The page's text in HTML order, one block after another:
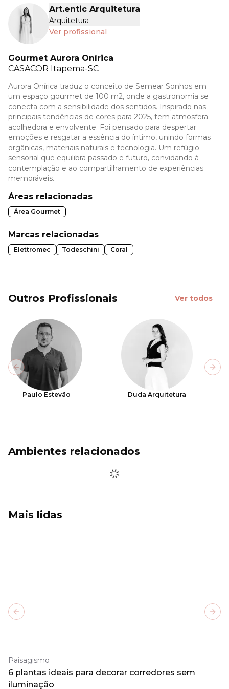
Art.entic Arquitetura
Arquitetura
Ver profissional
Gourmet Aurora Onírica
CASACOR Itapema-SC
Aurora Onírica traduz o conceito de Semear Sonhos em
um espaço gourmet de 100 m2, onde a gastronomia se
conecta com a sensibilidade dos sentidos. Inspirado nas
principais tendências de cores para 2025, tem atmosfera
acolhedora e envolvente. Foi pensado para despertar
emoções e resgatar a essência do íntimo, unindo formas
orgânicas, materiais naturais e tecnologia. Um refúgio
sensorial que equilibra passado e futuro, convidando à
contemplação e ao compartilhamento de experiências
memoráveis.
Áreas relacionadas
Área Gourmet
Marcas relacionadas
Elettromec Todeschini Coral
Outros Profissionais Ver todos
Paulo Estevão Duda Arquitetura
Previous slide
Ambientes relacionados
Mais lidas
Paisagismo
6 plantas ideais para decorar corredores sem
iluminação
Previous slide